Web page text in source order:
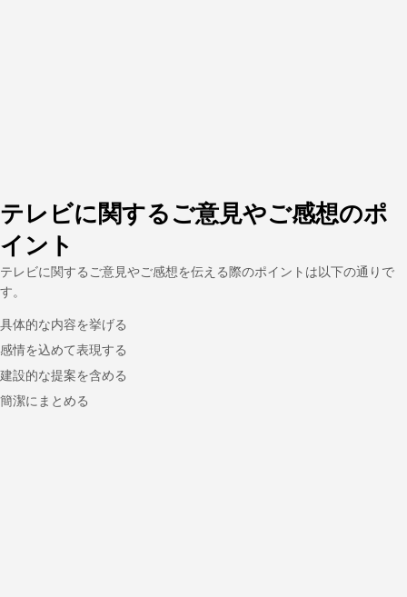
テレビに関するご意見やご感想のポ
イント
テレビに関するご意見やご感想を伝える際のポイントは以下の通りで
す。
具体的な内容を挙げる
感情を込めて表現する
建設的な提案を含める
簡潔にまとめる